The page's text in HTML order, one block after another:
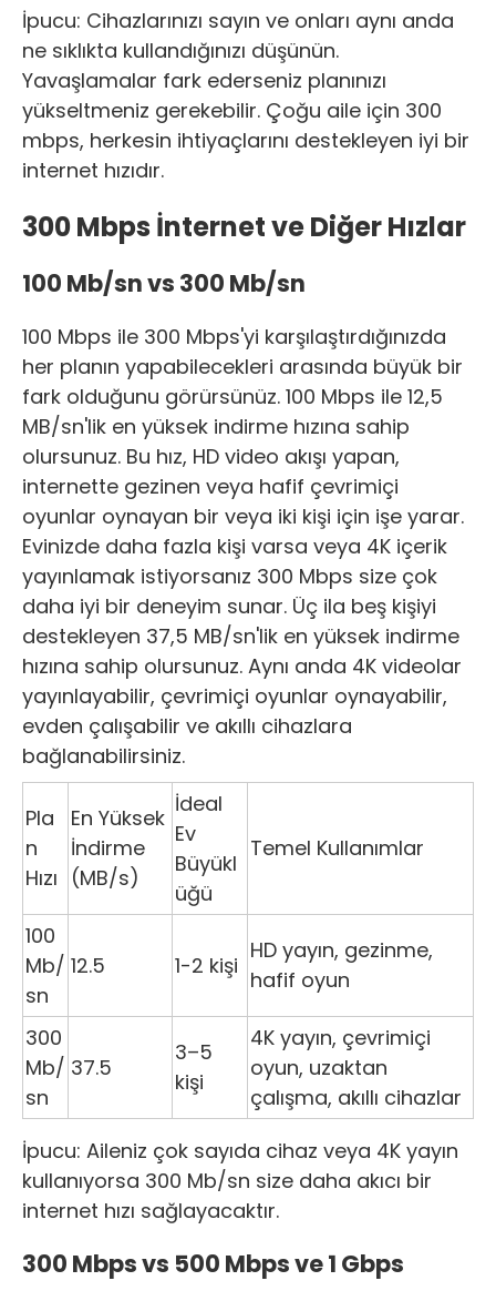
İpucu: Cihazlarınızı sayın ve onları aynı anda
ne sıklıkta kullandığınızı düşünün.
Yavaşlamalar fark ederseniz planınızı
yükseltmeniz gerekebilir. Çoğu aile için 300
mbps, herkesin ihtiyaçlarını destekleyen iyi bir
internet hızıdır.
300 Mbps İnternet ve Diğer Hızlar
100 Mb/sn vs 300 Mb/sn
100 Mbps ile 300 Mbps'yi karşılaştırdığınızda
her planın yapabilecekleri arasında büyük bir
fark olduğunu görürsünüz. 100 Mbps ile 12,5
MB/sn'lik en yüksek indirme hızına sahip
olursunuz. Bu hız, HD video akışı yapan,
internette gezinen veya hafif çevrimiçi
oyunlar oynayan bir veya iki kişi için işe yarar.
Evinizde daha fazla kişi varsa veya 4K içerik
yayınlamak istiyorsanız 300 Mbps size çok
daha iyi bir deneyim sunar. Üç ila beş kişiyi
destekleyen 37,5 MB/sn'lik en yüksek indirme
hızına sahip olursunuz. Aynı anda 4K videolar
yayınlayabilir, çevrimiçi oyunlar oynayabilir,
evden çalışabilir ve akıllı cihazlara
bağlanabilirsiniz.
Pla
n
Hızı
En Yüksek
İndirme
(MB/s)
İdeal
Ev
Büyükl
üğü
Temel Kullanımlar
100
Mb/
sn
12.5 1-2 kişi
HD yayın, gezinme,
hafif oyun
300
Mb/
sn
37.5
3–5
kişi
4K yayın, çevrimiçi
oyun, uzaktan
çalışma, akıllı cihazlar
İpucu: Aileniz çok sayıda cihaz veya 4K yayın
kullanıyorsa 300 Mb/sn size daha akıcı bir
internet hızı sağlayacaktır.
300 Mbps vs 500 Mbps ve 1 Gbps